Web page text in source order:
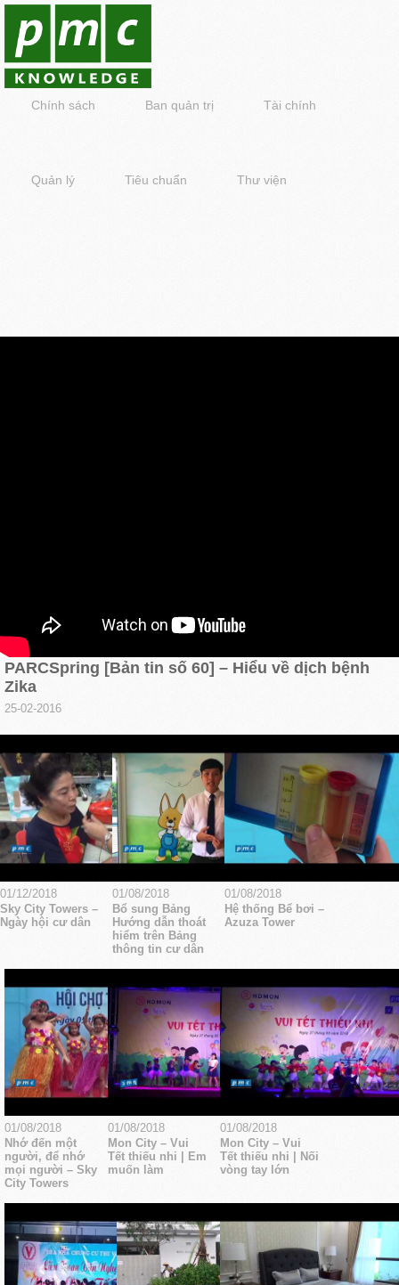
Chính sách Ban quản trị Tài chính
Quản lý Tiêu chuẩn Thư viện
PARCSpring [Bản tin số 60] – Hiểu về dịch bệnh
Zika
25-02-2016
01/12/2018
Sky City Towers –
Ngày hội cư dân
01/08/2018
Bổ sung Bảng
Hướng dẫn thoát
hiểm trên Bảng
thông tin cư dân
01/08/2018
Hệ thống Bể bơi –
Azuza Tower
01/08/2018
Nhớ đến một
người, để nhớ
mọi người – Sky
City Towers
01/08/2018
Mon City – Vui
Tết thiếu nhi | Em
muốn làm
01/08/2018
Mon City – Vui
Tết thiếu nhi | Nối
vòng tay lớn